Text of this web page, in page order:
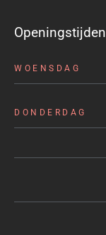
Openingstijden
WOENSDAG
DONDERDAG